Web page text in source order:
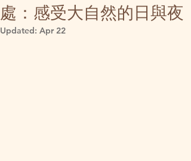
處：感受大自然的日與夜
Updated: Apr 22